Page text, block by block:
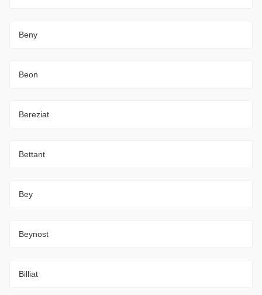
Beny
Beon
Bereziat
Bettant
Bey
Beynost
Billiat